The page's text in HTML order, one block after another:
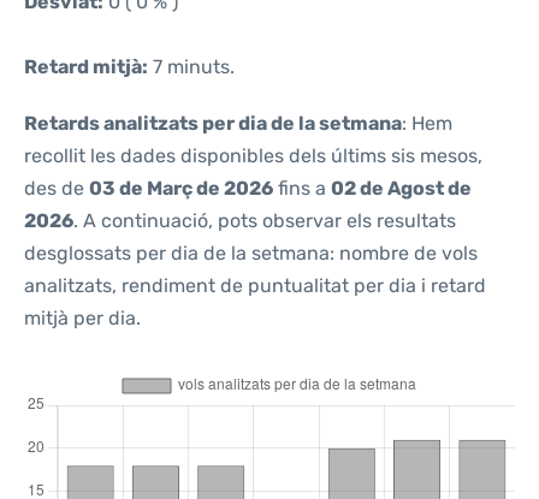
Retard mitjà: 7 minuts.
Retards analitzats per dia de la setmana: Hem
recollit les dades disponibles dels últims sis mesos,
des de 03 de Març de 2026 fins a 02 de Agost de
2026. A continuació, pots observar els resultats
desglossats per dia de la setmana: nombre de vols
analitzats, rendiment de puntualitat per dia i retard
mitjà per dia.